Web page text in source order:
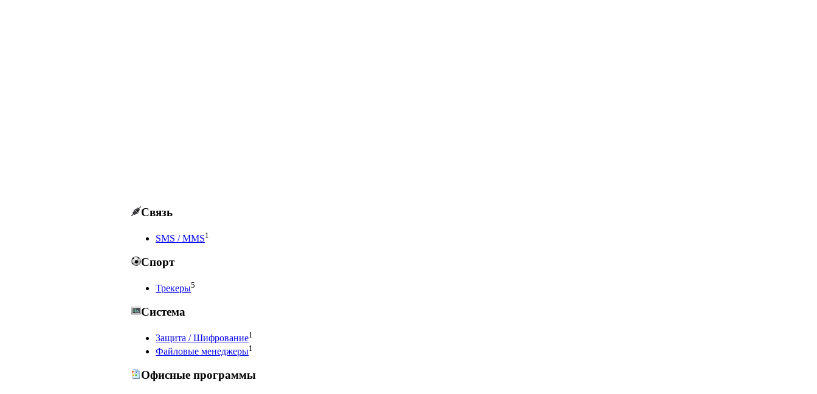
Связь
SMS / MMS1
Спорт
Трекеры5
Система
Защита / Шифрование1
Файловые менеджеры1
Офисные программы